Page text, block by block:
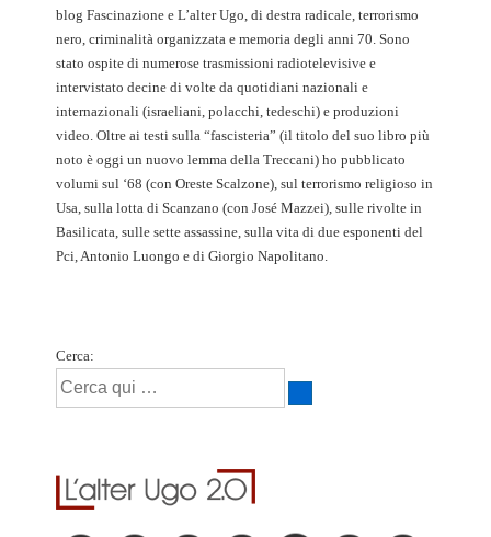
blog Fascinazione e L’alter Ugo, di destra radicale, terrorismo
nero, criminalità organizzata e memoria degli anni 70. Sono
stato ospite di numerose trasmissioni radiotelevisive e
intervistato decine di volte da quotidiani nazionali e
internazionali (israeliani, polacchi, tedeschi) e produzioni
video. Oltre ai testi sulla “fascisteria” (il titolo del suo libro più
noto è oggi un nuovo lemma della Treccani) ho pubblicato
volumi sul ‘68 (con Oreste Scalzone), sul terrorismo religioso in
Usa, sulla lotta di Scanzano (con José Mazzei), sulle rivolte in
Basilicata, sulle sette assassine, sulla vita di due esponenti del
Pci, Antonio Luongo e di Giorgio Napolitano.
Cerca: